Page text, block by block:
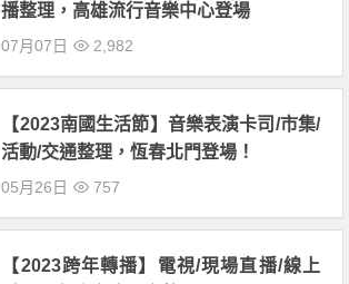
播整理，高雄流行音樂中心登場
07月07日 2,982
【2023南國生活節】音樂表演卡司/市集/
活動/交通整理，恆春北門登場！
05月26日 757
【2023跨年轉播】電視/現場直播/線上